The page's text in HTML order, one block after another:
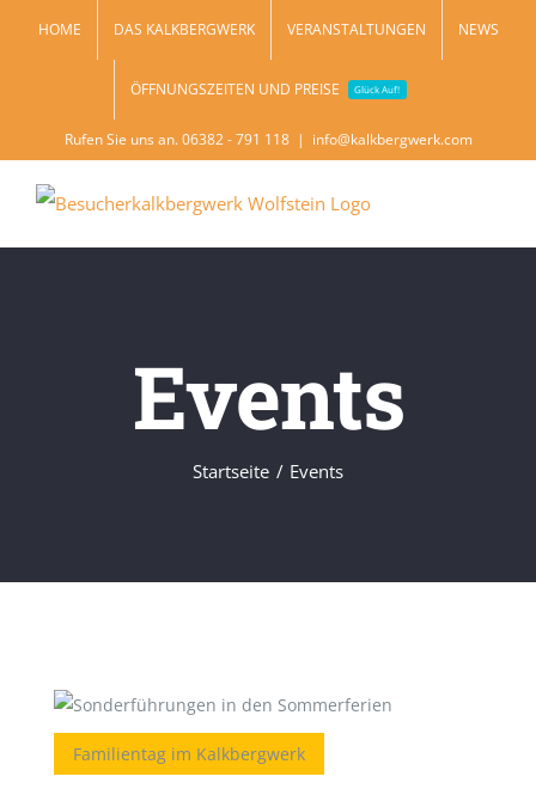
HOME DAS KALKBERGWERK VERANSTALTUNGEN NEWS
ÖFFNUNGSZEITEN UND PREISE Glück Auf!
Rufen Sie uns an. 06382 - 791 118 | info@kalkbergwerk.com
Events
Startseite Events
Familientag im Kalkbergwerk